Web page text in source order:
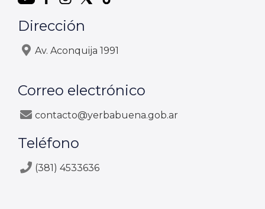
Dirección
Av. Aconquija 1991
Correo electrónico
contacto@yerbabuena.gob.ar
Teléfono
(381) 4533636